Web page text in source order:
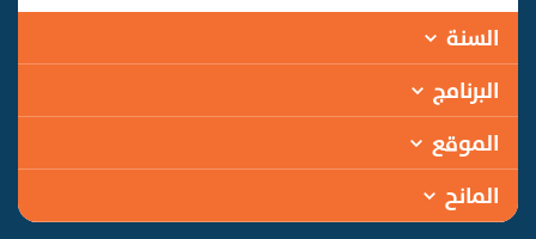
السنة
البرنامج
الموقع
المانح